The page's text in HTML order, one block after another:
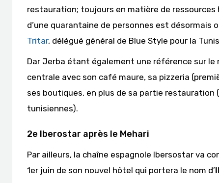
restauration; toujours en matière de ressources
d’une quarantaine de personnes est désormais
Tritar, délégué général de Blue Style pour la
Dar Jerba étant également une référence sur le
centrale avec son café maure, sa pizzeria
ses boutiques, en plus de sa partie
tunisiennes).
2e Iberostar après le Mehari
Par ailleurs, la chaîne espagnole Ibersostar va
1er juin de son nouvel hôtel qui portera le nom d’